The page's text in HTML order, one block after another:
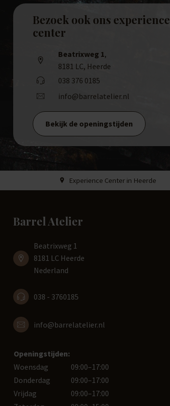
Bezoek ook ons experience
center
Beatrixweg 1,
8181 LC, Heerde
038 376 0185
info@barrelatelier.nl
Bekijk de openingstijden
Experience Center in Heerde
Barrel Atelier
Beatrixweg 1
8181 LC Heerde
Nederland
038 - 3760185
info@barrelatelier.nl
Openingstijden:
Woensdag
09:00–17:00
Donderdag
09:00–17:00
Vrijdag
09:00–17:00